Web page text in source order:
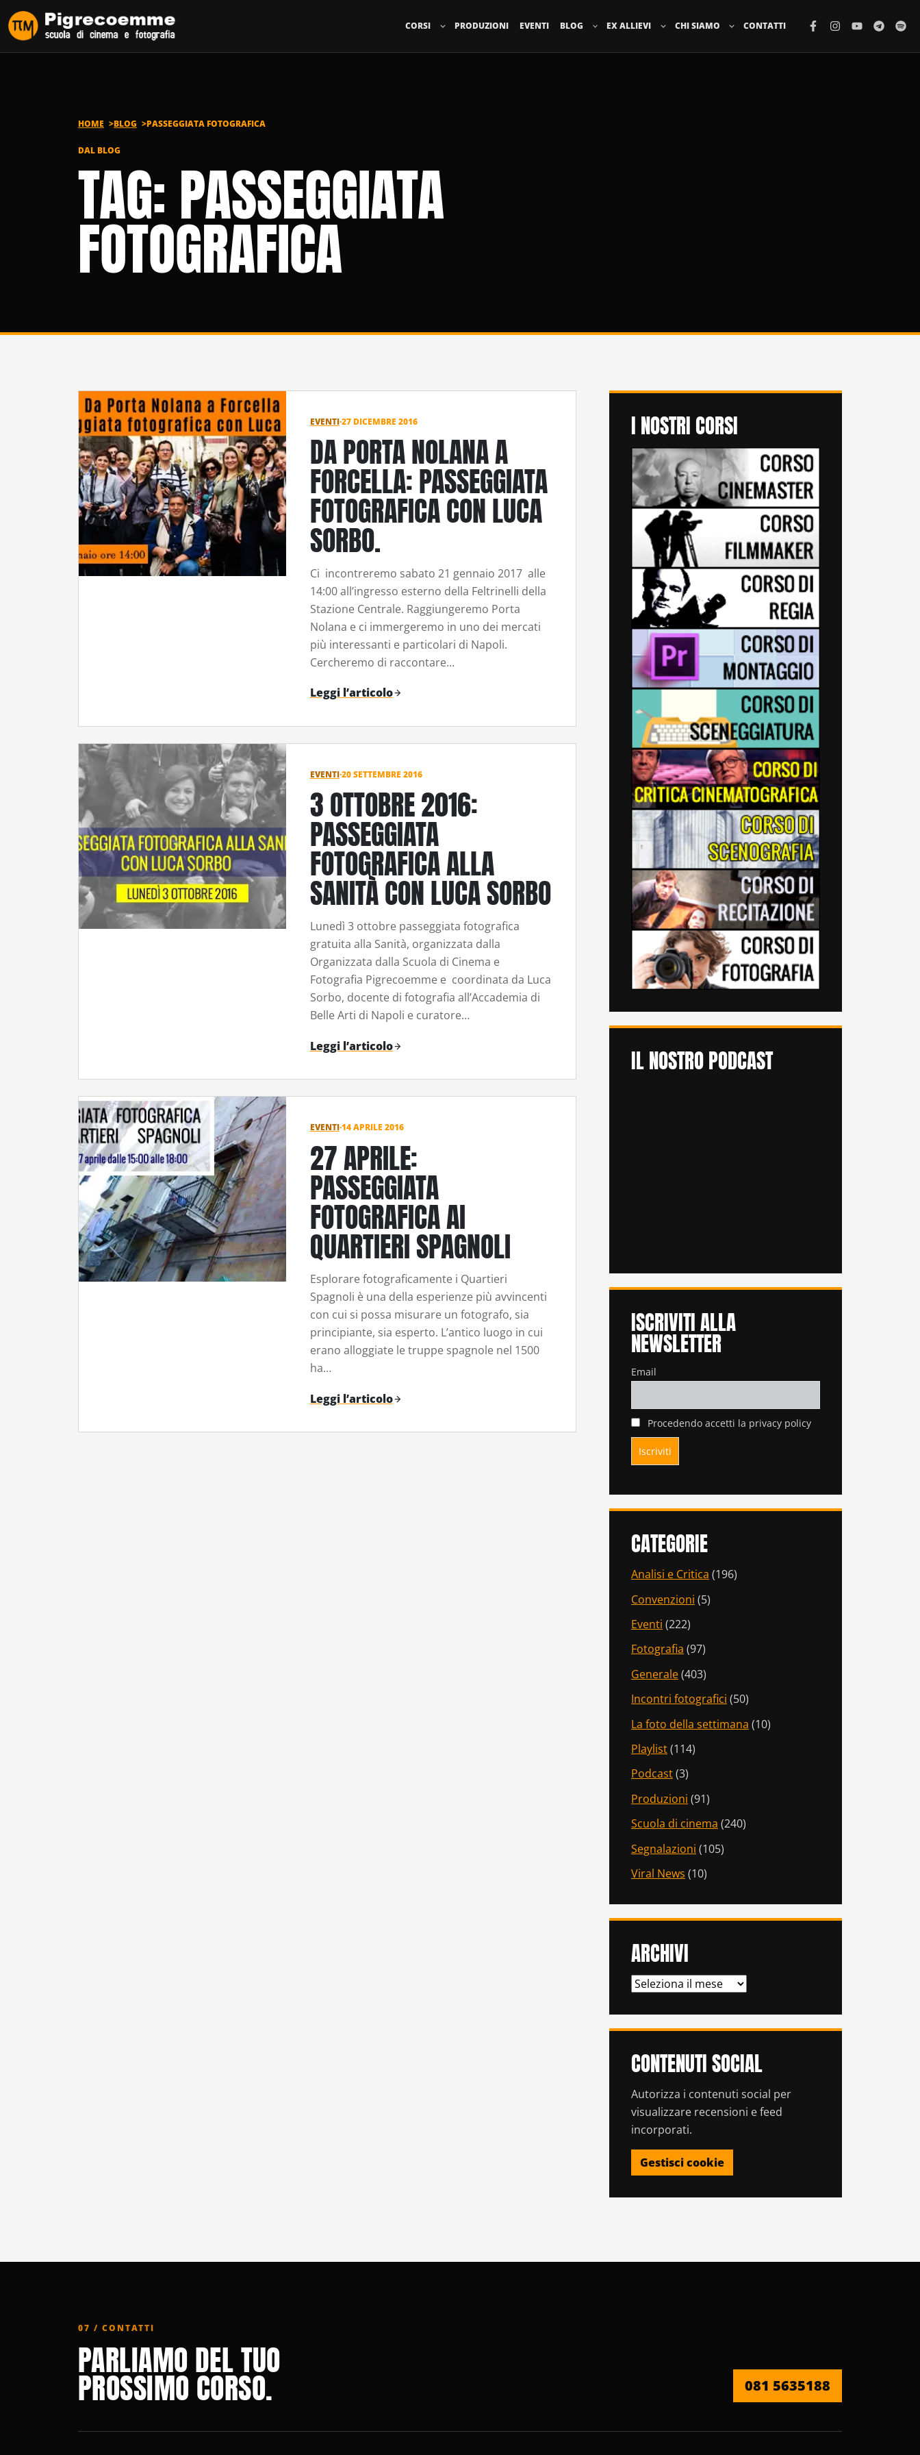
Vai al contenuto
CORSI PRODUZIONI EVENTI BLOG EX ALLIEVI CHI SIAMO CONTATTI
HOME BLOG PASSEGGIATA FOTOGRAFICA
DAL BLOG
TAG: PASSEGGIATA
FOTOGRAFICA
EVENTI·27 DICEMBRE 2016
DA PORTA NOLANA A
FORCELLA: PASSEGGIATA
FOTOGRAFICA CON LUCA
SORBO.
Ci incontreremo sabato 21 gennaio 2017 alle
14:00 all’ingresso esterno della Feltrinelli della
Stazione Centrale. Raggiungeremo Porta
Nolana e ci immergeremo in uno dei mercati
più interessanti e particolari di Napoli.
Cercheremo di raccontare…
Leggi l’articolo
EVENTI·20 SETTEMBRE 2016
3 OTTOBRE 2016:
PASSEGGIATA
FOTOGRAFICA ALLA
SANITÀ CON LUCA SORBO
Lunedì 3 ottobre passeggiata fotografica
gratuita alla Sanità, organizzata dalla
Organizzata dalla Scuola di Cinema e
Fotografia Pigrecoemme e coordinata da Luca
Sorbo, docente di fotografia all’Accademia di
Belle Arti di Napoli e curatore…
Leggi l’articolo
EVENTI·14 APRILE 2016
27 APRILE:
PASSEGGIATA
FOTOGRAFICA AI
QUARTIERI SPAGNOLI
Esplorare fotograficamente i Quartieri
Spagnoli è una della esperienze più avvincenti
con cui si possa misurare un fotografo, sia
principiante, sia esperto. L’antico luogo in cui
erano alloggiate le truppe spagnole nel 1500
ha…
Leggi l’articolo
I NOSTRI CORSI
IL NOSTRO PODCAST
ISCRIVITI ALLA
NEWSLETTER
Email
Procedendo accetti la privacy policy
CATEGORIE
Analisi e Critica (196)
Convenzioni (5)
Eventi (222)
Fotografia (97)
Generale(403)
Incontri fotografici (50)
La foto della settimana (10)
Playlist(114)
Podcast(3)
Produzioni (91)
Scuola di cinema (240)
Segnalazioni (105)
Viral News (10)
ARCHIVI
ARCHIVI
CONTENUTI SOCIAL
Autorizza i contenuti social per
visualizzare recensioni e feed
incorporati.
Gestisci cookie
07 / CONTATTI
PARLIAMO DEL TUO
PROSSIMO CORSO. 081 5635188